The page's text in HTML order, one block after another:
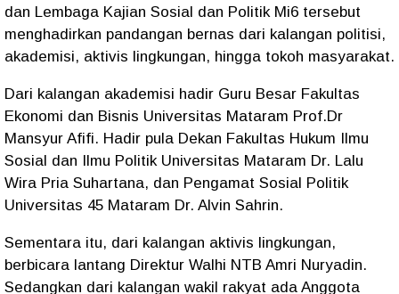
dan Lembaga Kajian Sosial dan Politik Mi6 tersebut
menghadirkan pandangan bernas dari kalangan politisi,
akademisi, aktivis lingkungan, hingga tokoh masyarakat.
Dari kalangan akademisi hadir Guru Besar Fakultas
Ekonomi dan Bisnis Universitas Mataram Prof.Dr
Mansyur Afifi. Hadir pula Dekan Fakultas Hukum Ilmu
Sosial dan Ilmu Politik Universitas Mataram Dr. Lalu
Wira Pria Suhartana, dan Pengamat Sosial Politik
Universitas 45 Mataram Dr. Alvin Sahrin.
Sementara itu, dari kalangan aktivis lingkungan,
berbicara lantang Direktur Walhi NTB Amri Nuryadin.
Sedangkan dari kalangan wakil rakyat ada Anggota